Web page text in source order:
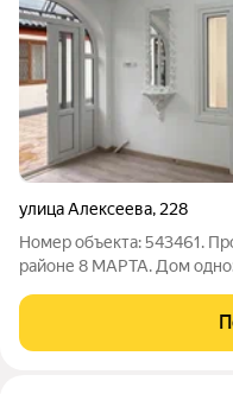
улица Алексеева, 228
Номер объекта: 543461.
районе 8 МАРТА. Дом
холл Дом в хорошем
ремонт (обои поклеить, или